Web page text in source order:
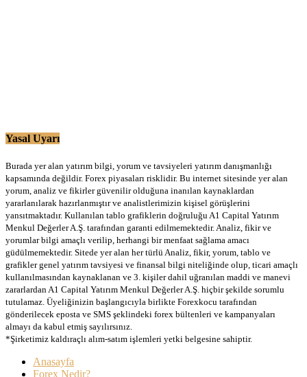
Yasal Uyarı
Burada yer alan yatırım bilgi, yorum ve tavsiyeleri yatırım danışmanlığı
kapsamında değildir. Forex piyasaları risklidir. Bu internet sitesinde yer alan
yorum, analiz ve fikirler güvenilir olduğuna inanılan kaynaklardan
yararlanılarak hazırlanmıştır ve analistlerimizin kişisel görüşlerini
yansıtmaktadır. Kullanılan tablo grafiklerin doğruluğu A1 Capital Yatırım
Menkul Değerler A.Ş. tarafından garanti edilmemektedir. Analiz, fikir ve
yorumlar bilgi amaçlı verilip, herhangi bir menfaat sağlama amacı
güdülmemektedir. Sitede yer alan her türlü Analiz, fikir, yorum, tablo ve
grafikler genel yatırım tavsiyesi ve finansal bilgi niteliğinde olup, ticari amaçlı
kullanılmasından kaynaklanan ve 3. kişiler dahil uğranılan maddi ve manevi
zararlardan A1 Capital Yatırım Menkul Değerler A.Ş. hiçbir şekilde sorumlu
tutulamaz. Üyeliğinizin başlangıcıyla birlikte Forexkocu tarafından
gönderilecek eposta ve SMS şeklindeki forex bültenleri ve kampanyaları
almayı da kabul etmiş sayılırsınız.
*Şirketimiz kaldıraçlı alım-satım işlemleri yetki belgesine sahiptir.
Anasayfa
Forex Nedir?